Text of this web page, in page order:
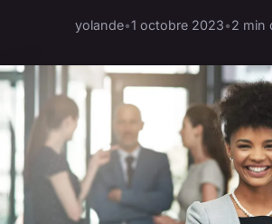
yolande•1 octobre 2023•2 min